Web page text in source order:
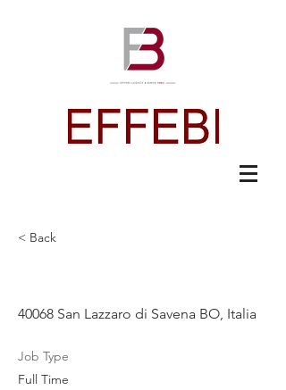
< Back
40068 San Lazzaro di Savena BO, Italia
Job Type
Full Time